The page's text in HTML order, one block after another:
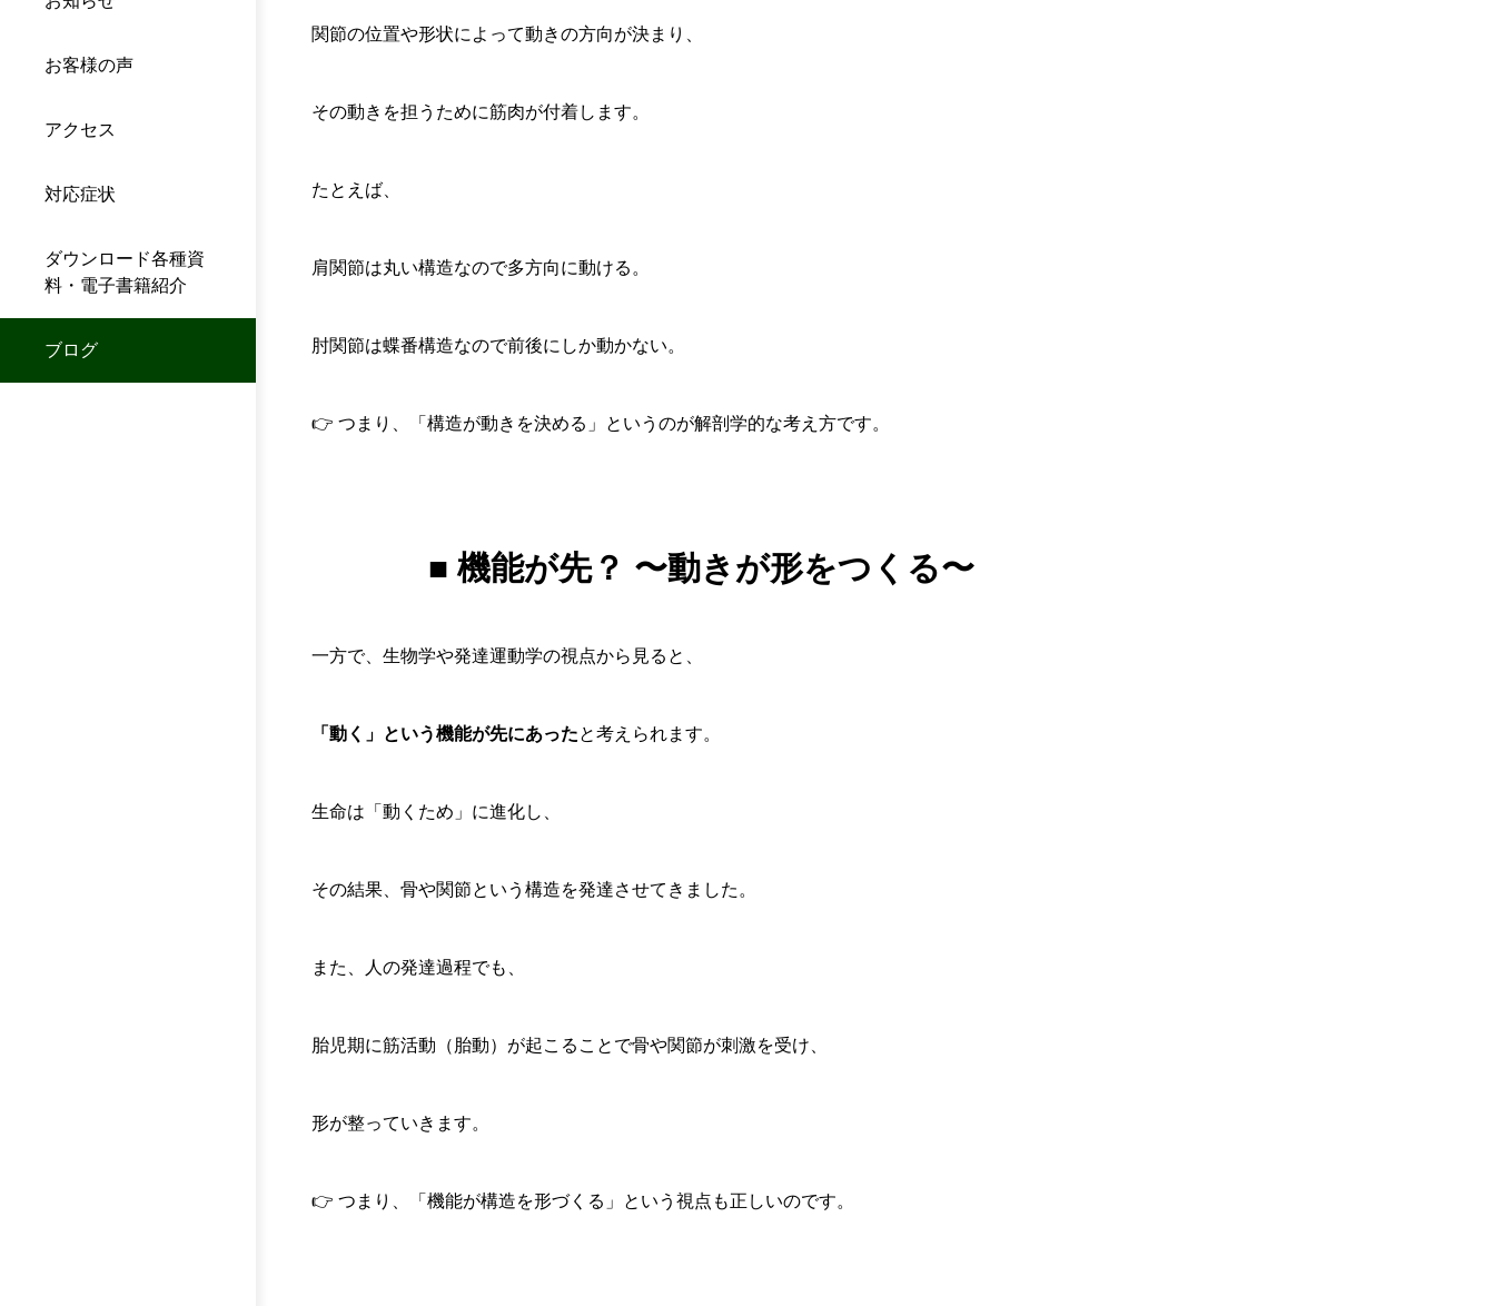
お客様の声
アクセス
対応症状
ダウンロード各種資
料・電子書籍紹介
ブログ
関節の位置や形状によって動きの方向が決まり、
その動きを担うために筋肉が付着します。
たとえば、
肩関節は丸い構造なので多方向に動ける。
肘関節は蝶番構造なので前後にしか動かない。
👉 つまり、「構造が動きを決める」というのが解剖学的な考え方です。
■ 機能が先？ 〜動きが形をつくる〜
一方で、生物学や発達運動学の視点から見ると、
「動く」という機能が先にあったと考えられます。
生命は「動くため」に進化し、
その結果、骨や関節という構造を発達させてきました。
また、人の発達過程でも、
胎児期に筋活動（胎動）が起こることで骨や関節が刺激を受け、
形が整っていきます。
👉 つまり、「機能が構造を形づくる」という視点も正しいのです。